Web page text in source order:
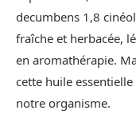
decumbens 1,8
fraîche et herbacée,
en aromathérapie.
cette huile
notre organisme.